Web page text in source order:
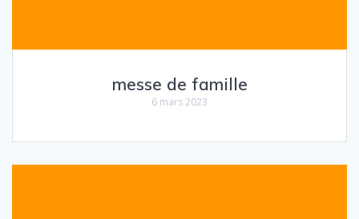
messe de famille
6 mars 2023